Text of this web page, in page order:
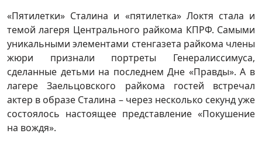
«Пятилетки» Сталина и «пятилетка» Локтя стала и
темой лагеря Центрального райкома КПРФ. Самыми
уникальными элементами стенгазета райкома члены
жюри признали портреты Генералиссимуса,
сделанные детьми на последнем Дне «Правды». А в
лагере Заельцовского райкома гостей встречал
актер в образе Сталина – через несколько секунд уже
состоялось настоящее представление «Покушение
на вождя».